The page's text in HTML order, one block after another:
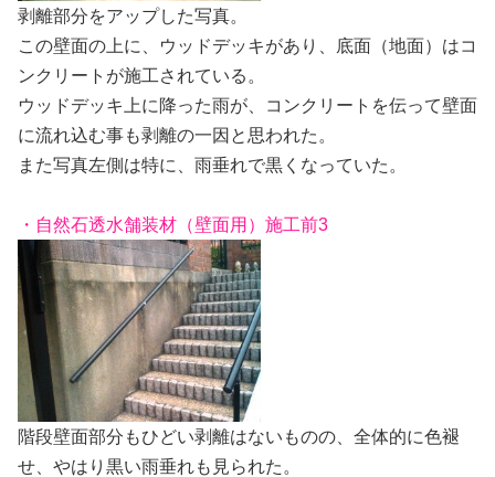
剥離部分をアップした写真。
この壁面の上に、ウッドデッキがあり、底面（地面）はコ
ンクリートが施工されている。
ウッドデッキ上に降った雨が、コンクリートを伝って壁面
に流れ込む事も剥離の一因と思われた。
また写真左側は特に、雨垂れで黒くなっていた。
・自然石透水舗装材（壁面用）施工前3
階段壁面部分もひどい剥離はないものの、全体的に色褪
せ、やはり黒い雨垂れも見られた。